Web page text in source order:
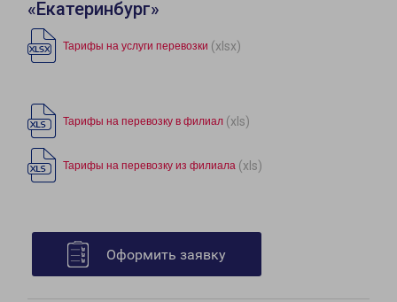
«Екатеринбург»
Тарифы на услуги перевозки (xlsx)
Тарифы на перевозку в филиал (xls)
Тарифы на перевозку из филиала (xls)
Оформить заявку